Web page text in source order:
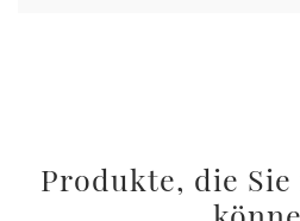
Produkte, die